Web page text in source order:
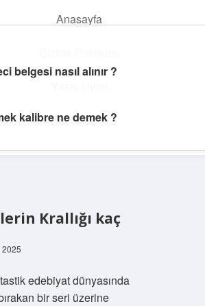
Anasayfa
Hakkımızda
Hatırlatmalar
için kısa ve eğlenceli içerikler.
Krallığı kaç
2025
edebiyat dünyasında
bir seri üzerine
belgesi nasıl alınır ?
kalibre ne demek ?